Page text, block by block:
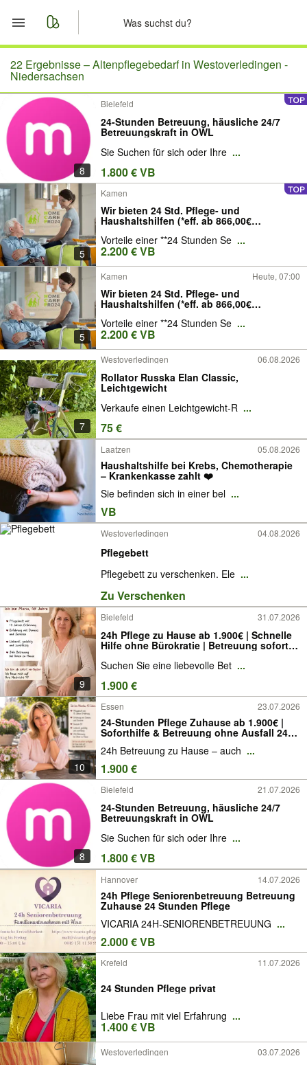
Start
Merkliste
Nachrichten
Anzeige aufgeben
22 Ergebnisse –Altenpflegebedarf in Westoverledingen -
Niedersachsen
8
Bielefeld
24-Stunden Betreuung, häusliche 24/7
Betreuungskraft in OWL
Sie Suchen für sich oder Ihre ...
1.800 € VB
5
Kamen
Wir bieten 24 Std. Pflege- und
Haushaltshilfen (*eff. ab 866,00€
Vorteile einer **24 Stunden Se ...
2.200 € VB
5
Kamen Heute, 07:00
Wir bieten 24 Std. Pflege- und
Haushaltshilfen (*eff. ab 866,00€
Vorteile einer **24 Stunden Se ...
2.200 € VB
7
Westoverledingen 06.08.2026
Rollator Russka Elan Classic,
Leichtgewicht
Verkaufe einen Leichtgewicht-R ...
75 €
Laatzen 05.08.2026
Haushaltshilfe bei Krebs, Chemotherapie
– Krankenkasse zahlt ❤️
Sie befinden sich in einer bel ...
VB
Westoverledingen 04.08.2026
Pflegebett
Pflegebett zu verschenken. Ele ...
Zu Verschenken
9
Bielefeld 31.07.2026
24h Pflege zu Hause ab 1.900€ | Schnelle
Hilfe ohne Bürokratie | Betreuung sofort
möglich 24 stunden pflege
Suchen Sie eine liebevolle Bet ...
1.900 €
10
Essen 23.07.2026
24-Stunden Pflege Zuhause ab 1.900€ |
Soforthilfe & Betreuung ohne Ausfall 24-
Stunden Pflege ab 1.900€ |
Seniorenbetreuung 24h Zuhause
24h Betreuung zu Hause – auch ...
1.900 €
8
Bielefeld 21.07.2026
24-Stunden Betreuung, häusliche 24/7
Betreuungskraft in OWL
Sie Suchen für sich oder Ihre ...
1.800 € VB
Hannover 14.07.2026
24h Pflege Seniorenbetreuung Betreuung
Zuhause 24 Stunden Pflege
VICARIA 24H-SENIORENBETREUUNG ...
2.000 € VB
Krefeld 11.07.2026
24 Stunden Pflege privat
Liebe Frau mit viel Erfahrung ...
1.400 € VB
Westoverledingen 03.07.2026